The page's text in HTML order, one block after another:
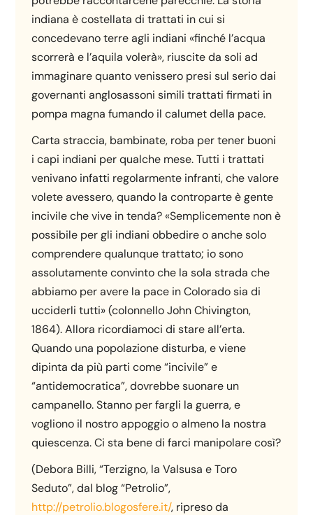
indiana è costellata di trattati in cui si
concedevano terre agli indiani «finché l’acqua
scorrerà e l’aquila volerà», riuscite da soli ad
immaginare quanto venissero presi sul serio dai
governanti anglosassoni simili trattati firmati in
pompa magna fumando il calumet della pace.
Carta straccia, bambinate, roba per tener buoni
i capi indiani per qualche mese. Tutti i trattati
venivano infatti regolarmente infranti, che valore
volete avessero, quando la controparte è gente
incivile che vive in tenda? «Semplicemente non è
possibile per gli indiani obbedire o anche solo
comprendere qualunque trattato; io sono
assolutamente convinto che la sola strada che
abbiamo per avere la pace in Colorado sia di
ucciderli tutti» (colonnello John Chivington,
1864). Allora ricordiamoci di stare all’erta.
Quando una popolazione disturba, e viene
dipinta da più parti come “incivile” e
“antidemocratica”, dovrebbe suonare un
campanello. Stanno per fargli la guerra, e
vogliono il nostro appoggio o almeno la nostra
quiescenza. Ci sta bene di farci manipolare così?
(Debora Billi, “Terzigno, la Valsusa e Toro
Seduto”, dal blog “Petrolio”,
http://petrolio.blogosfere.it/, ripreso da